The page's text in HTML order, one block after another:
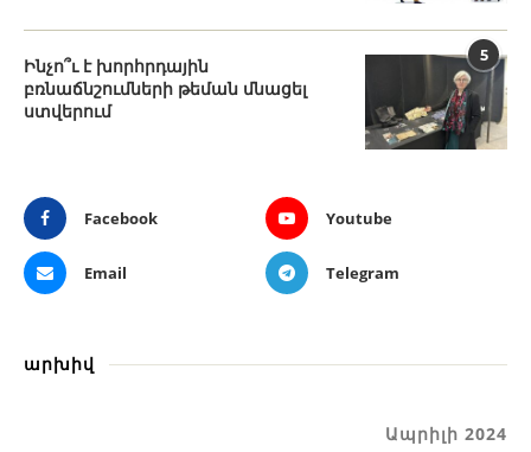
5
Ինչո՞ւ է խորհրդային
բռնաճնշումների թեման մնացել
ստվերում
Facebook Youtube
Email Telegram
արխիվ
Ապրիլի 2024